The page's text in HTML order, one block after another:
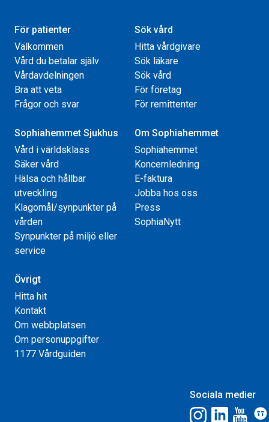
För patienter
Välkommen
Vård du betalar själv
Vårdavdelningen
Bra att veta
Frågor och svar
Sök vård
Hitta vårdgivare
Sök läkare
Sök vård
För företag
För remittenter
Sophiahemmet Sjukhus
Vård i världsklass
Säker vård
Hälsa och hållbar
utveckling
Klagomål/synpunkter på
vården
Synpunkter på miljö eller
service
Om Sophiahemmet
Sophiahemmet
Koncernledning
E-faktura
Jobba hos oss
Press
SophiaNytt
Övrigt
Hitta hit
Kontakt
Om webbplatsen
Om personuppgifter
1177 Vårdguiden
Sociala medier